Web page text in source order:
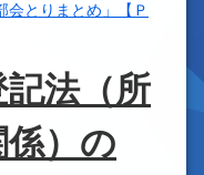
会とりまとめ」【Ｐ
法（所
）の